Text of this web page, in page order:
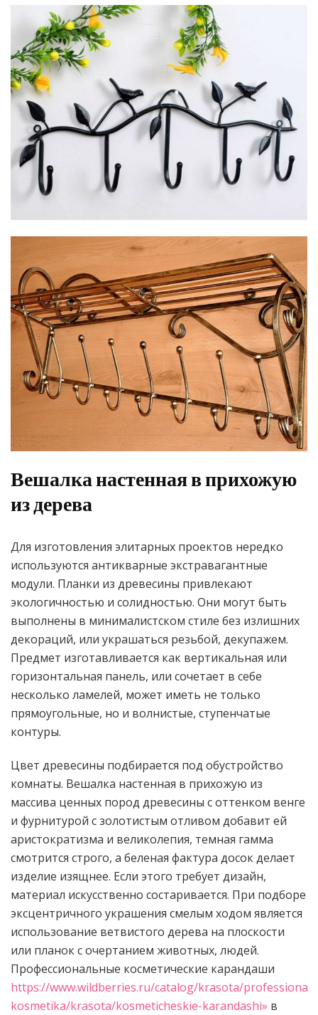
Вешалка настенная в прихожую
из дерева
Для изготовления элитарных проектов нередко
используются антикварные экстравагантные
модули. Планки из древесины привлекают
экологичностью и солидностью. Они могут быть
выполнены в минималистском стиле без излишних
декораций, или украшаться резьбой, декупажем.
Предмет изготавливается как вертикальная или
горизонтальная панель, или сочетает в себе
несколько ламелей, может иметь не только
прямоугольные, но и волнистые, ступенчатые
контуры.
Цвет древесины подбирается под обустройство
комнаты. Вешалка настенная в прихожую из
массива ценных пород древесины с оттенком венге
и фурнитурой с золотистым отливом добавит ей
аристократизма и великолепия, темная гамма
смотрится строго, а беленая фактура досок делает
изделие изящнее. Если этого требует дизайн,
материал искусственно состаривается. При подборе
эксцентричного украшения смелым ходом является
использование ветвистого дерева на плоскости
или планок с очертанием животных, людей.
Профессиональные косметические карандаши
https://www.wildberries.ru/catalog/krasota/
kosmetika/krasota/kosmeticheskie-karandashi» в